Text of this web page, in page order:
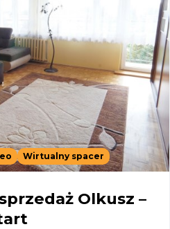
Wirtualny spacer
Olkusz –